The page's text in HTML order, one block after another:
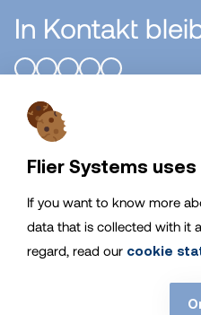
Flier Systems
If you want to know more
data that is collected with it
regard, read our cookie
In Kontakt
Flier Systems B.V.
Service
Bleiben Sie